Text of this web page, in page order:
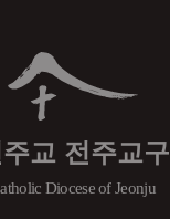
교 전주교구
Diocese of Jeonju